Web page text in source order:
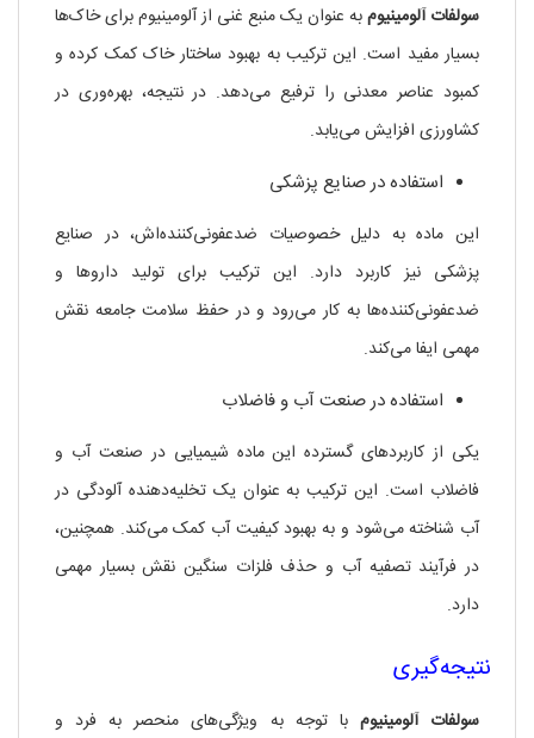
سولفات آلومینیومبه عنوان یک منبع غنی از آلومینیوم برای خاک‌ها
بسیار مفید است. این ترکیب به بهبود ساختار خاک کمک کرده و
کمبود عناصر معدنی را ترفیع می‌دهد. در نتیجه، بهره‌وری در
کشاورزی افزایش می‌یابد.
استفاده در صنایع پزشکی
این ماده به دلیل خصوصیات ضدعفونی‌کننده‌اش، در صنایع
پزشکی نیز کاربرد دارد. این ترکیب برای تولید داروها و
ضدعفونی‌کننده‌ها به کار می‌رود و در حفظ سلامت جامعه نقش
مهمی ایفا می‌کند.
استفاده در صنعت آب و فاضلاب
یکی از کاربردهای گسترده این ماده شیمیایی در صنعت آب و
فاضلاب است. این ترکیب به عنوان یک تخلیه‌دهنده آلودگی در
آب شناخته می‌شود و به بهبود کیفیت آب کمک می‌کند. همچنین،
در فرآیند تصفیه آب و حذف فلزات سنگین نقش بسیار مهمی
دارد.
نتیجه‌گیری
سولفات آلومینیوم با توجه به ویژگی‌های منحصر به فرد و